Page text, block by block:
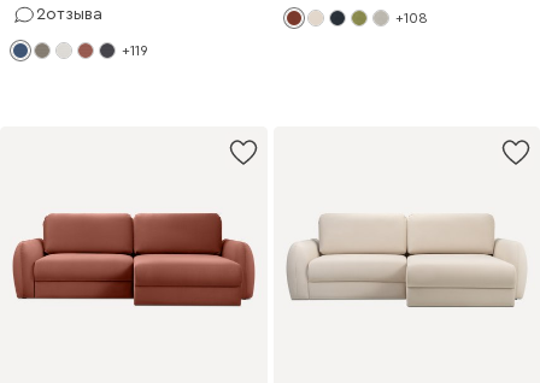
2отзыва
+119
+108